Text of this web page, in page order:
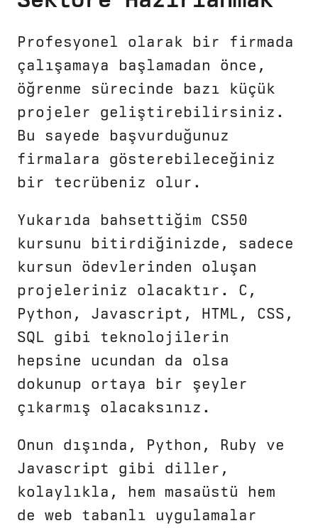
Profesyonel olarak bir firmada
çalışamaya başlamadan önce,
öğrenme sürecinde bazı küçük
projeler geliştirebilirsiniz.
Bu sayede başvurduğunuz
firmalara gösterebileceğiniz
bir tecrübeniz olur.
Yukarıda bahsettiğim CS50
kursunu bitirdiğinizde, sadece
kursun ödevlerinden oluşan
projeleriniz olacaktır. C,
Python, Javascript, HTML, CSS,
SQL gibi teknolojilerin
hepsine ucundan da olsa
dokunup ortaya bir şeyler
çıkarmış olacaksınız.
Onun dışında, Python, Ruby ve
Javascript gibi diller,
kolaylıkla, hem masaüstü hem
de web tabanlı uygulamalar